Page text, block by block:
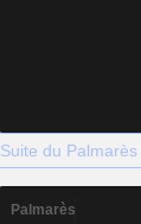
Suite du Palmarès
Palmarès